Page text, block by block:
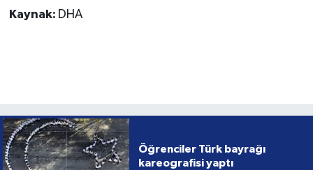
Kaynak: DHA
Öğrenciler Türk bayrağı
kareografisi yaptı